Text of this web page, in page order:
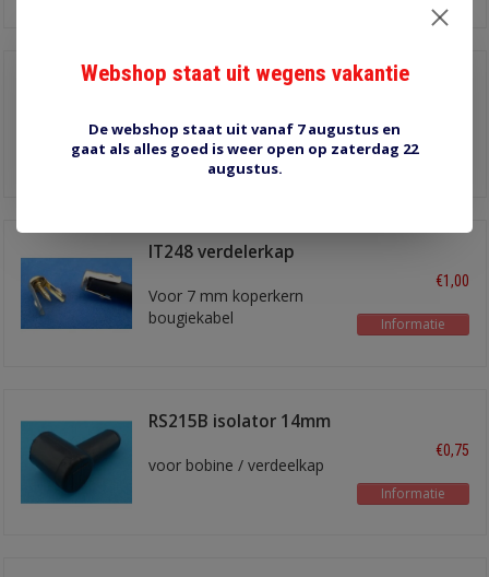
RS518B
isolator haaks
recht zwart Informatie
IT248 verdelerkap
Voor 7 mm koperkern
bougiekabel
€1,00
Informatie
RS215B isolator 14mm
voor bobine / verdeelkap
€0,75
Informatie
Webshop staat uit wegens vakantie
De webshop staat uit vanaf 7 augustus en
gaat als alles goed is weer open op zaterdag 22
augustus.